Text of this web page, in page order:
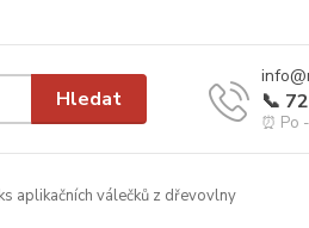
Hledat 📞
⏰ Po
aplikačních válečků z dřevovlny